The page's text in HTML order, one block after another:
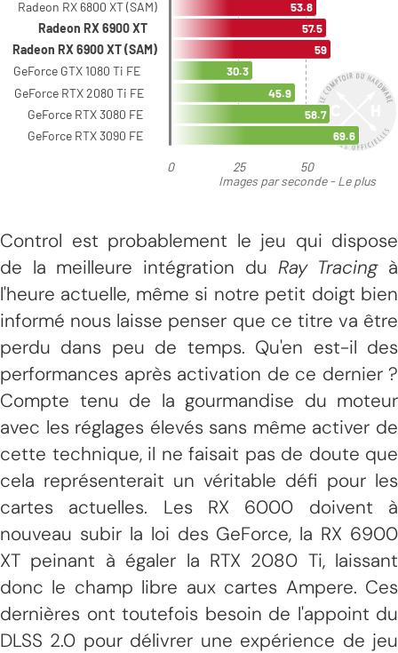
Control est probablement le jeu qui dispose
de la meilleure intégration du Ray Tracingà
l'heure actuelle, même si notre petit doigt bien
informé nous laisse penser que ce titre va être
perdu dans peu de temps. Qu'en est-il des
performances après activation de ce dernier ?
Compte tenu de la gourmandise du moteur
avec les réglages élevés sans même activer de
cette technique, il ne faisait pas de doute que
cela représenterait un véritable défi pour les
cartes actuelles. Les RX 6000 doivent à
nouveau subir la loi des GeForce, la RX 6900
XT peinant à égaler la RTX 2080 Ti, laissant
donc le champ libre aux cartes Ampere. Ces
dernières ont toutefois besoin de l'appoint du
DLSS 2.0 pour délivrer une expérience de jeu